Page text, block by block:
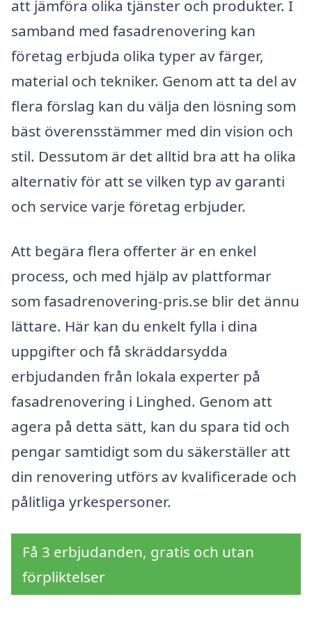
att jämföra olika tjänster och produkter. I
samband med fasadrenovering kan
företag erbjuda olika typer av färger,
material och tekniker. Genom att ta del av
flera förslag kan du välja den lösning som
bäst överensstämmer med din vision och
stil. Dessutom är det alltid bra att ha olika
alternativ för att se vilken typ av garanti
och service varje företag erbjuder.
Att begära flera offerter är en enkel
process, och med hjälp av plattformar
som fasadrenovering-pris.se blir det ännu
lättare. Här kan du enkelt fylla i dina
uppgifter och få skräddarsydda
erbjudanden från lokala experter på
fasadrenovering i Linghed. Genom att
agera på detta sätt, kan du spara tid och
pengar samtidigt som du säkerställer att
din renovering utförs av kvalificerade och
pålitliga yrkespersoner.
Få 3 erbjudanden, gratis och utan
förpliktelser